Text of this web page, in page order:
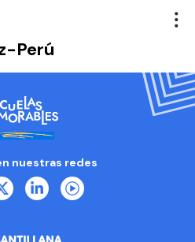
Perú
nuestras redes